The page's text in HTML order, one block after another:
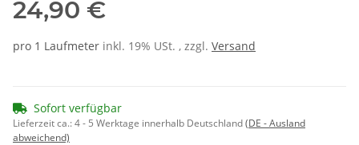
24,90 €
pro 1 Laufmeter inkl. 19% USt. , zzgl. Versand
Sofort verfügbar
Lieferzeit ca.:4 - 5 Werktage innerhalb Deutschland(DE - Ausland
abweichend)